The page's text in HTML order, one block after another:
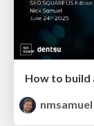
nmsamuel